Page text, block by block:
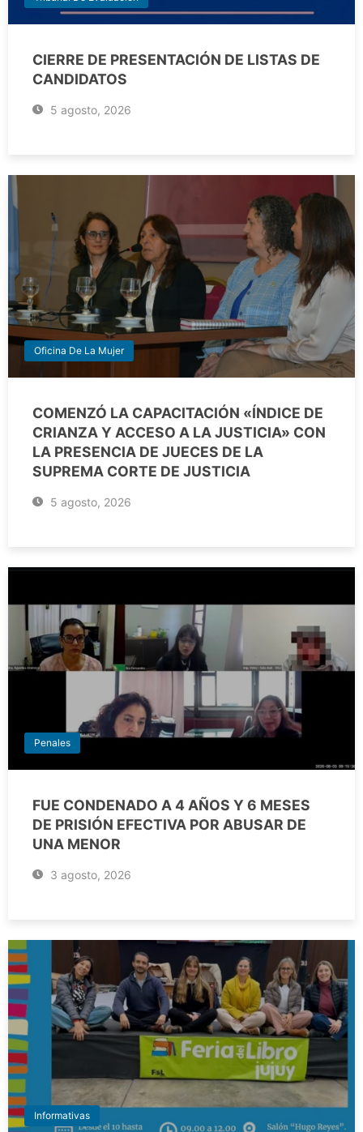
CIERRE DE PRESENTACIÓN DE LISTAS DE
CANDIDATOS
5 agosto, 2026
Oficina De La Mujer
COMENZÓ LA CAPACITACIÓN «ÍNDICE DE
CRIANZA Y ACCESO A LA JUSTICIA» CON
LA PRESENCIA DE JUECES DE LA
SUPREMA CORTE DE JUSTICIA
5 agosto, 2026
Penales
FUE CONDENADO A 4 AÑOS Y 6 MESES
DE PRISIÓN EFECTIVA POR ABUSAR DE
UNA MENOR
3 agosto, 2026
Informativas